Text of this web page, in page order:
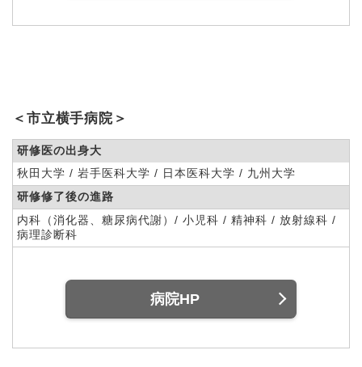
＜市立横手病院＞
研修医の出身大
秋田大学 / 岩手医科大学 / 日本医科大学 / 九州大学
研修修了後の進路
内科（消化器、糖尿病代謝）/ 小児科 / 精神科 / 放射線科 /
病理診断科
病院HP